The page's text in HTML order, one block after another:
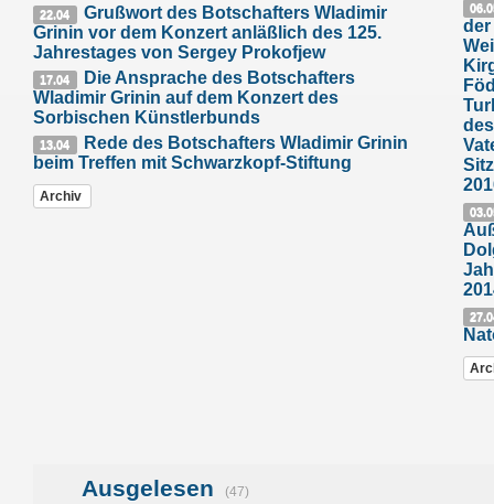
22.04
Grußwort des Botschafters Wladimir
Grinin vor dem Konzert anläßlich des 125.
Jahrestages von Sergey Prokofjew
17.04
Die Ansprache des Botschafters
Wladimir Grinin auf dem Konzert des
Sorbischen Künstlerbunds
13.04
Rede des Botschafters Wladimir Grinin
beim Treffen mit Schwarzkopf-Stiftung
Archiv
der
Ausgelesen (47)